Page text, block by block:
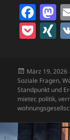
F
a
c
b
o
o
k
o
n
P
k
et
X
N
G
Veröffentlicht
am
März 19, 2026
Soziale Fragen,
Standpunkt und
mieter, politik,